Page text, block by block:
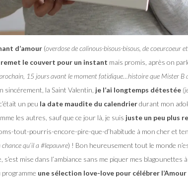
d’amour (overdose de calinous-bisous-bisous, de coeurcoeur
remet le couvert pour un instant mais promis, après on
prochain, 15 jours avant le moment fatidique…histoire que Mister B
sincérement, la Saint Valentin, je l’ai longtemps détestée
un peu la date maudite du calendrierdurant mon
les autres, sauf que ce jour là, je suis juste un peu plus
tout-pourris-encore-pire-que-d’habitude à mon cher et
qu’il a #lepauvre) ! Bon heureusement tout le monde
s’est mise dans l’ambiance sans me piquer mes
programme une sélection love-love pour célébrer l’Amour